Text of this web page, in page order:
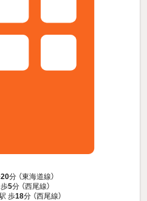
20分 （東海道線）
5分 （西尾線）
歩18分 （西尾線）